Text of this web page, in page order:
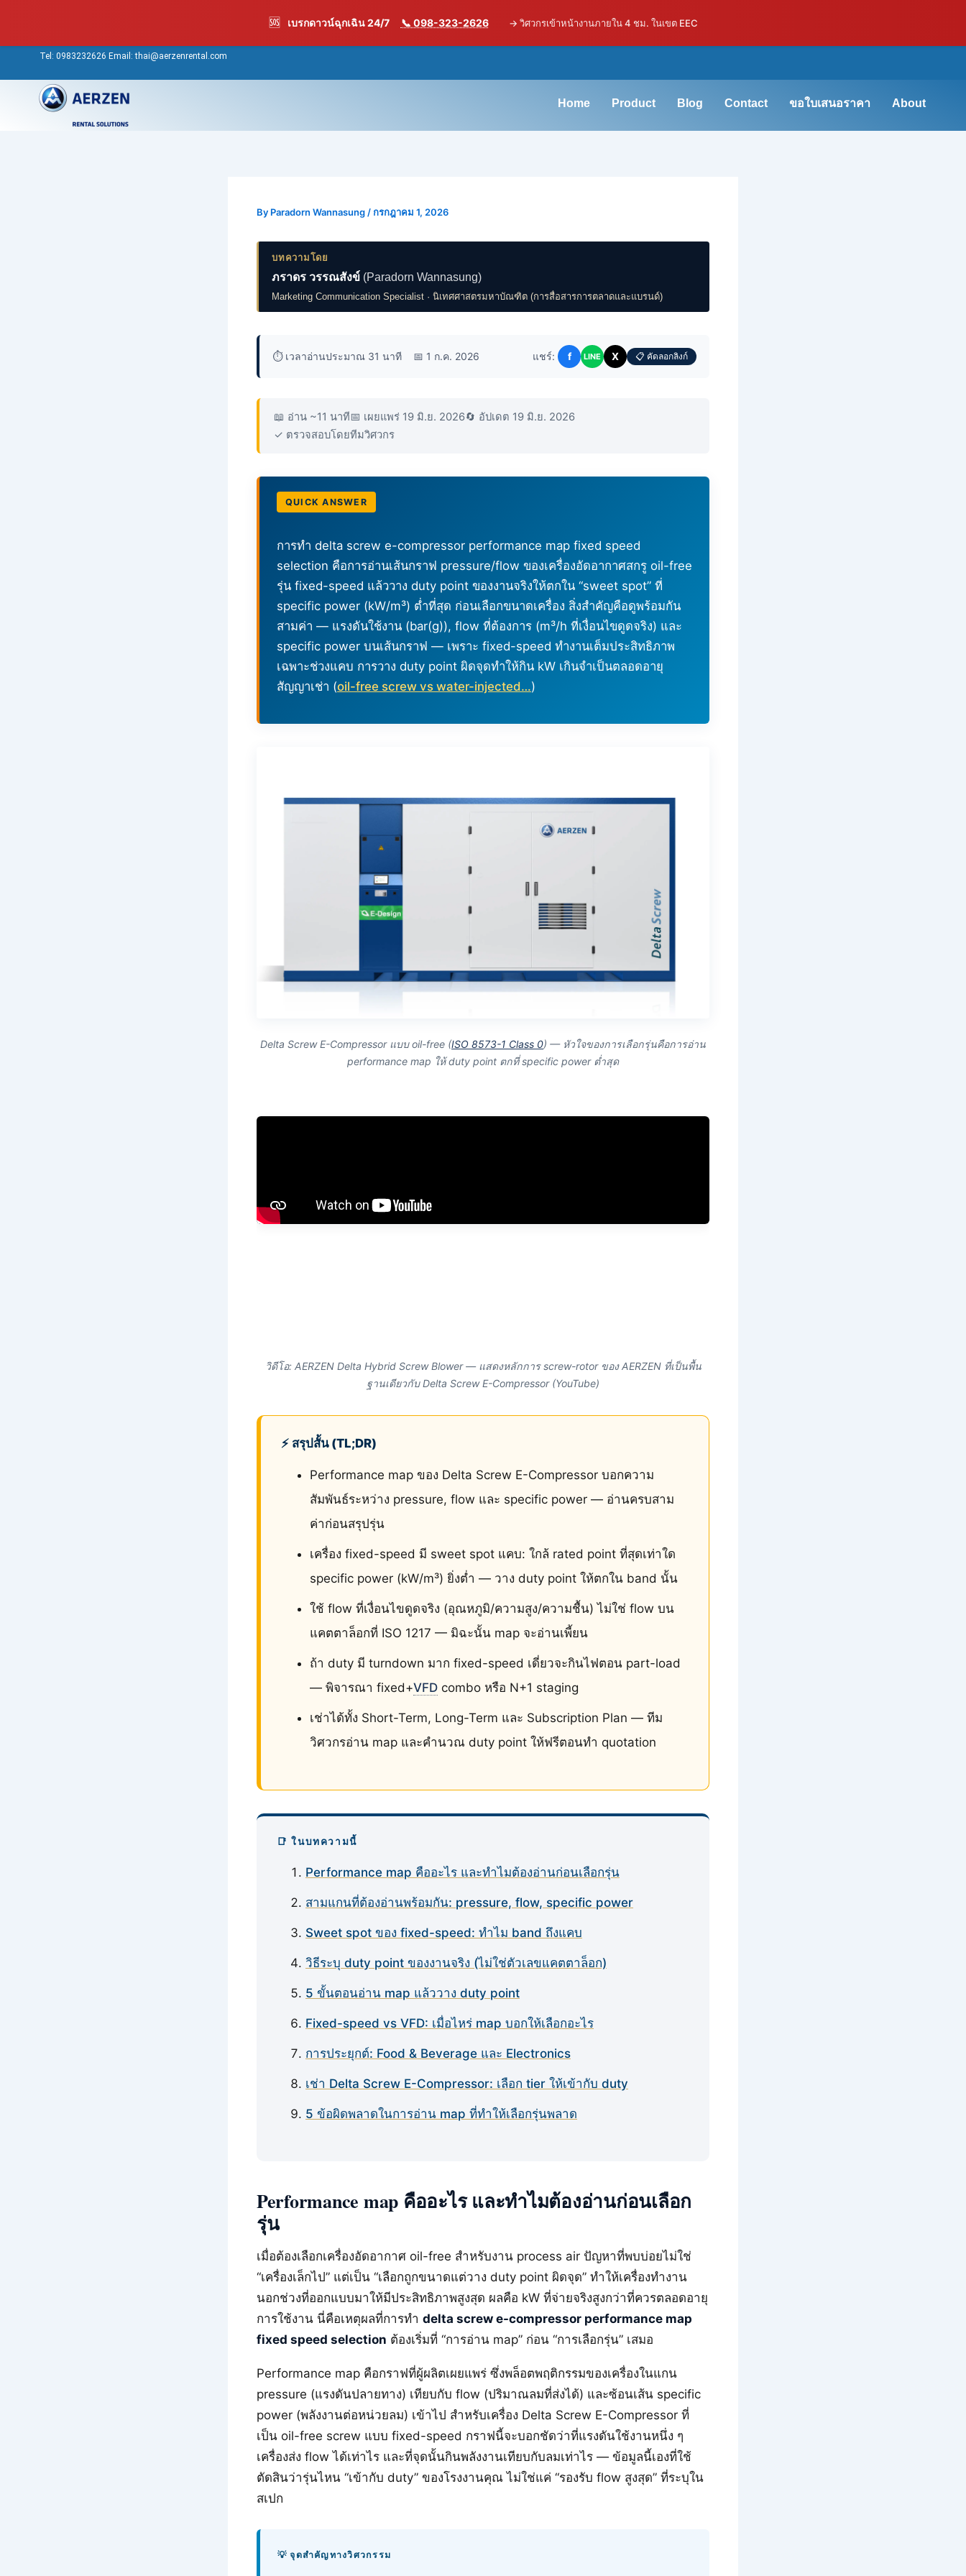
🆘 เบรกดาวน์ฉุกเฉิน 24/7 📞 098-323-2626 → วิศวกรเข้าหน้างานภายใน 4 ชม. ในเขต EEC
content
Tel: 0983232626 Email: thai@aerzenrental.com
Home Product Blog Contact ขอใบเสนอราคา About
By Paradorn Wannasung /กรกฎาคม 1, 2026
บทความโดย
ภราดร วรรณสังข์ (Paradorn Wannasung)
Marketing Communication Specialist · นิเทศศาสตรมหาบัณฑิต (การสื่อสารการตลาดและแบรนด์)
⏱️ เวลาอ่านประมาณ 31 นาที 📅 1 ก.ค. 2026 แชร์: f LINE X 📋 คัดลอกลิงก์
📖 อ่าน ~11 นาที📅 เผยแพร่ 19 มิ.ย. 2026🔄 อัปเดต 19 มิ.ย. 2026
✓ ตรวจสอบโดยทีมวิศวกร
QUICK ANSWER
การทำ delta screw e-compressor performance map fixed speed
selection คือการอ่านเส้นกราฟ pressure/flow ของเครื่องอัดอากาศสกรู oil-free
รุ่น fixed-speed แล้ววาง duty point ของงานจริงให้ตกใน “sweet spot” ที่
specific power (kW/m³) ต่ำที่สุด ก่อนเลือกขนาดเครื่อง สิ่งสำคัญคือดูพร้อมกัน
สามค่า — แรงดันใช้งาน (bar(g)), flow ที่ต้องการ (m³/h ที่เงื่อนไขดูดจริง) และ
specific power บนเส้นกราฟ — เพราะ fixed-speed ทำงานเต็มประสิทธิภาพ
เฉพาะช่วงแคบ การวาง duty point ผิดจุดทำให้กิน kW เกินจำเป็นตลอดอายุ
สัญญาเช่า (oil-free screw vs water-injected…)
Delta Screw E-Compressor แบบ oil-free (ISO 8573-1 Class 0) — หัวใจของการเลือกรุ่นคือการอ่าน
performance map ให้ duty point ตกที่ specific power ต่ำสุด
วิดีโอ: AERZEN Delta Hybrid Screw Blower — แสดงหลักการ screw-rotor ของ AERZEN ที่เป็นพื้น
ฐานเดียวกับ Delta Screw E-Compressor (YouTube)
⚡ สรุปสั้น (TL;DR)
Performance map ของ Delta Screw E-Compressor บอกความ
สัมพันธ์ระหว่าง pressure, flow และ specific power — อ่านครบสาม
ค่าก่อนสรุปรุ่น
เครื่อง fixed-speed มี sweet spot แคบ: ใกล้ rated point ที่สุดเท่าใด
specific power (kW/m³) ยิ่งต่ำ — วาง duty point ให้ตกใน band นั้น
ใช้ flow ที่เงื่อนไขดูดจริง (อุณหภูมิ/ความสูง/ความชื้น) ไม่ใช่ flow บน
แคตตาล็อกที่ ISO 1217 — มิฉะนั้น map จะอ่านเพี้ยน
ถ้า duty มี turndown มาก fixed-speed เดี่ยวจะกินไฟตอน part-load
— พิจารณา fixed+VFD combo หรือ N+1 staging
เช่าได้ทั้ง Short-Term, Long-Term และ Subscription Plan — ทีม
วิศวกรอ่าน map และคำนวณ duty point ให้ฟรีตอนทำ quotation
📑 ในบทความนี้
Performance map คืออะไร และทำไมต้องอ่านก่อนเลือกรุ่น
สามแกนที่ต้องอ่านพร้อมกัน: pressure, flow, specific power
Sweet spot ของ fixed-speed: ทำไม band ถึงแคบ
วิธีระบุ duty point ของงานจริง (ไม่ใช่ตัวเลขแคตตาล็อก)
5 ขั้นตอนอ่าน map แล้ววาง duty point
Fixed-speed vs VFD: เมื่อไหร่ map บอกให้เลือกอะไร
การประยุกต์: Food & Beverage และ Electronics
เช่า Delta Screw E-Compressor: เลือก tier ให้เข้ากับ duty
5 ข้อผิดพลาดในการอ่าน map ที่ทำให้เลือกรุ่นพลาด
Performance map คืออะไร และทำไมต้องอ่านก่อนเลือก
รุ่น
เมื่อต้องเลือกเครื่องอัดอากาศ oil-free สำหรับงาน process air ปัญหาที่พบบ่อยไม่ใช่
“เครื่องเล็กไป” แต่เป็น “เลือกถูกขนาดแต่วาง duty point ผิดจุด” ทำให้เครื่องทำงาน
นอกช่วงที่ออกแบบมาให้มีประสิทธิภาพสูงสุด ผลคือ kW ที่จ่ายจริงสูงกว่าที่ควรตลอดอายุ
การใช้งาน นี่คือเหตุผลที่การทำ delta screw e-compressor performance map
fixed speed selection ต้องเริ่มที่ “การอ่าน map” ก่อน “การเลือกรุ่น” เสมอ
Performance map คือกราฟที่ผู้ผลิตเผยแพร่ ซึ่งพล็อตพฤติกรรมของเครื่องในแกน
pressure (แรงดันปลายทาง) เทียบกับ flow (ปริมาณลมที่ส่งได้) และซ้อนเส้น specific
power (พลังงานต่อหน่วยลม) เข้าไป สำหรับเครื่อง Delta Screw E-Compressor ที่
เป็น oil-free screw แบบ fixed-speed กราฟนี้จะบอกชัดว่าที่แรงดันใช้งานหนึ่ง ๆ
เครื่องส่ง flow ได้เท่าไร และที่จุดนั้นกินพลังงานเทียบกับลมเท่าไร — ข้อมูลนี้เองที่ใช้
ตัดสินว่ารุ่นไหน “เข้ากับ duty” ของโรงงานคุณ ไม่ใช่แค่ “รองรับ flow สูงสุด” ที่ระบุใน
สเปก
💡 จุดสำคัญทางวิศวกรรม